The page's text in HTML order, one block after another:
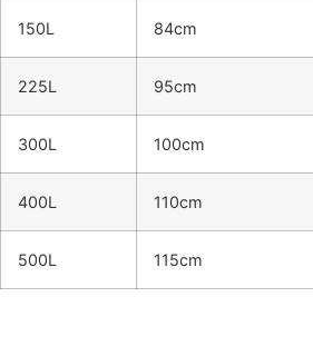
150L 84cm
225L 95cm
300L 100cm
400L 110cm
500L 115cm